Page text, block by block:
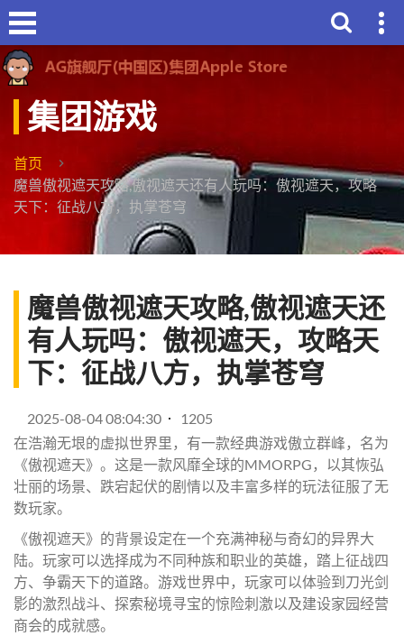
集团游戏
首页
魔兽傲视遮天攻略,傲视遮天还有人玩吗：傲视遮天，攻略
天下：征战八方，执掌苍穹
魔兽傲视遮天攻略,傲视遮天还
有人玩吗：傲视遮天，攻略天
下：征战八方，执掌苍穹
2025-08-04 08:04:30
1205
在浩瀚无垠的虚拟世界里，有一款经典游戏傲立群峰，名为
《傲视遮天》。这是一款风靡全球的MMORPG，以其恢弘
壮丽的场景、跌宕起伏的剧情以及丰富多样的玩法征服了无
数玩家。
《傲视遮天》的背景设定在一个充满神秘与奇幻的异界大
陆。玩家可以选择成为不同种族和职业的英雄，踏上征战四
方、争霸天下的道路。游戏世界中，玩家可以体验到刀光剑
影的激烈战斗、探索秘境寻宝的惊险刺激以及建设家园经营
商会的成就感。